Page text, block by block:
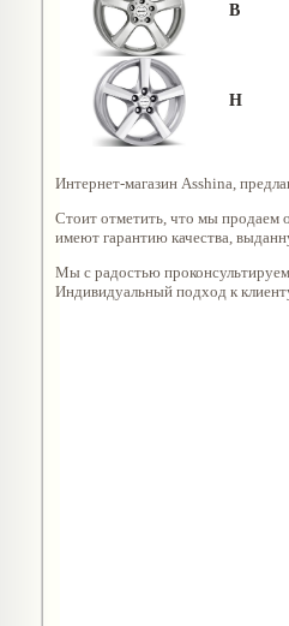
B
H
Интернет-магазин Asshina,
Стоит отметить, что мы продаем
имеют гарантию качества,
Мы с радостью
Индивидуальный подход к